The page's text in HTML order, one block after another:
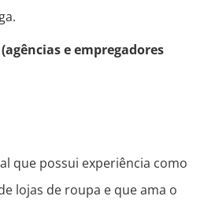
(agências e empregadores
que possui experiência como
lojas de roupa e que ama o